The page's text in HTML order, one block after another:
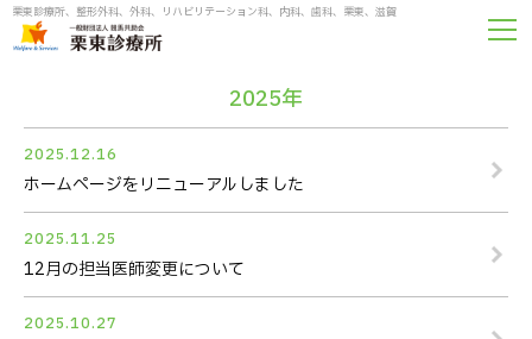
栗東診療所、整形外科、外科、リハビリテーション科、内科、歯科、栗東、滋賀
2025年
2025.12.16
ホームページをリニューアルしました
2025.11.25
12月の担当医師変更について
2025.10.27